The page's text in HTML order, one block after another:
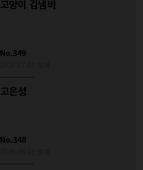
고양이 김냄비
No.349
고은성
No.348